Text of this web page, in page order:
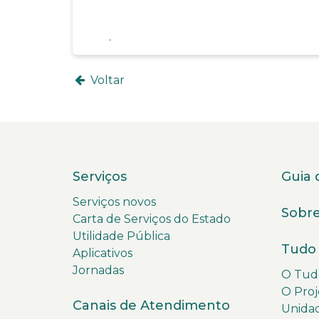
Voltar
Serviços
Serviços novos
Carta de Serviços do Estado
Utilidade Pública
Aplicativos
Jornadas
Canais de Atendimento
Guia
Tudo
O
O